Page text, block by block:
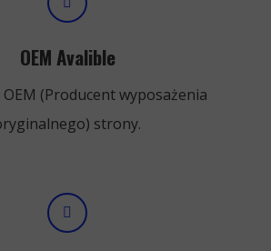
OEM Avalible
(Producent wyposażenia
strony.